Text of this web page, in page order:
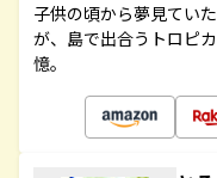
子供の頃から夢見てい
が、島で出合うトロピ
憶。